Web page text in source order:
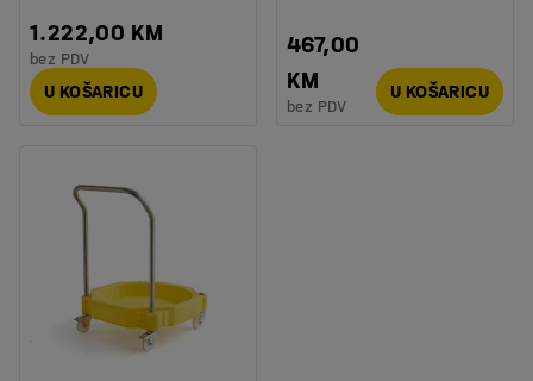
1.222,00 KM
bez PDV
U KOŠARICU
467,00
KM
bez PDV
U KOŠARICU